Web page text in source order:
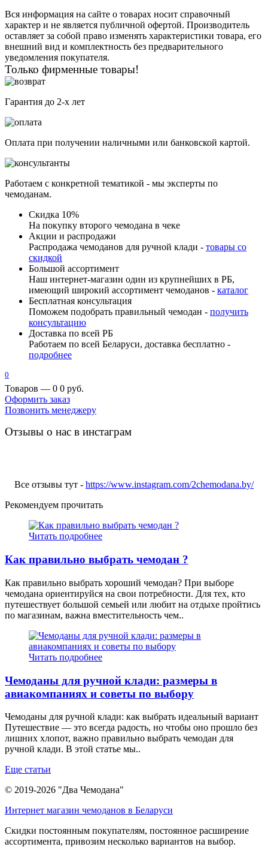
Вся информация на сайте о товарах носит справочный
характер и не является публичной офертой. Производитель
оставляет за собой право изменять характеристики товара, его
внешний вид и комплектность без предварительного
уведомления покупателя.
Только фирменные товары!
Гарантия до 2-х лет
Оплата при получении наличными или банковской картой.
Работаем с конкретной тематикой - мы эксперты по
чемоданам.
Скидка 10%
На покупку второго чемодана в чеке
Акции и распродажи
Распродажа чемоданов для ручной клади - товары со
скидкой
Большой ассортимент
Наш интернет-магазин один из крупнейших в РБ,
имеющий широкий ассортимент чемоданов - каталог
Бесплатная консультация
Поможем подобрать правильный чемодан - получить
консультацию
Доставка по всей РБ
Работаем по всей Беларуси, доставка бесплатно -
подробнее
0
Товаров — 0 0 руб.
Оформить заказ
Позвонить менеджеру
Отзывы о нас в инстаграм
Все отзывы тут - https://www.instagram.com/2chemodana.by/
Рекомендуем прочитать
Читать подробнее
Как правильно выбрать чемодан ?
Как правильно выбрать хороший чемодан? При выборе
чемодана ориентируйся на свои потребности. Для тех, кто
путешествует большой семьей или любит на отдыхе пройтись
по магазинам, важна вместительность чем..
Читать подробнее
Чемоданы для ручной клади: размеры в
авиакомпаниях и советы по выбору
Чемоданы для ручной клади: как выбрать идеальный вариант
Путешествие — это всегда радость, но чтобы оно прошло без
лишних хлопот, важно правильно выбрать чемодан для
ручной клади. В этой статье мы..
Еще статьи
© 2019-2026 "Два Чемодана"
Интернет магазин чемоданов в Беларуси
Скидки постоянным покупателям, постоянное расширение
ассортимента, привозим несколько вариантов на выбор.